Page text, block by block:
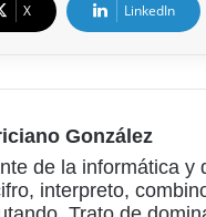
X LinkedIn
González
de la informática y
interpreto,